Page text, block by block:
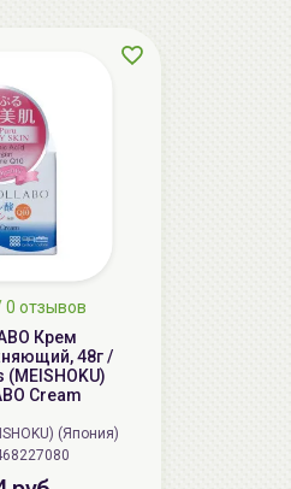
0 отзывов
Крем
48г /
Cream
(Япония)